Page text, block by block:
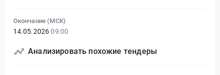
░░░░░░░░░░░░░░░░░░░░░
░░░░░░░░░░░░░░░░░░░░░░░░░░░░░░
░░░░░░░░░░░░░░░░░░░░░░
Окончание (МСК)
14.05.2026 09:00
Анализировать похожие тендеры